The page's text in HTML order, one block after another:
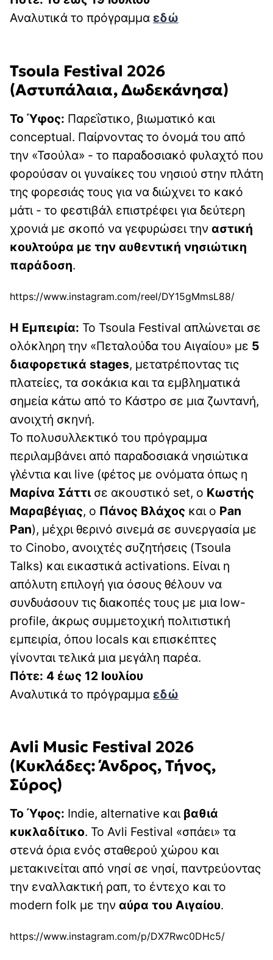
Αναλυτικά το πρόγραμμα εδώ
Tsoula Festival 2026
(Αστυπάλαια, Δωδεκάνησα)
Το Ύφος: Παρεΐστικο, βιωματικό και
conceptual. Παίρνοντας το όνομά του από
την «Τσούλα» - το παραδοσιακό φυλαχτό που
φορούσαν οι γυναίκες του νησιού στην πλάτη
της φορεσιάς τους για να διώχνει το κακό
μάτι - το φεστιβάλ επιστρέφει για δεύτερη
χρονιά με σκοπό να γεφυρώσει την αστική
κουλτούρα με την αυθεντική νησιώτικη
παράδοση.
https://www.instagram.com/reel/DY15gMmsL88/
Η Εμπειρία: Το Tsoula Festival απλώνεται σε
ολόκληρη την «Πεταλούδα του Αιγαίου» με 5
διαφορετικά stages, μετατρέποντας τις
πλατείες, τα σοκάκια και τα εμβληματικά
σημεία κάτω από το Κάστρο σε μια ζωντανή,
ανοιχτή σκηνή.
Το πολυσυλλεκτικό του πρόγραμμα
περιλαμβάνει από παραδοσιακά νησιώτικα
γλέντια και live (φέτος με ονόματα όπως η
Μαρίνα Σάττισε ακουστικό set, ο Κωστής
Μαραβέγιας, ο Πάνος Βλάχος και ο Pan
Pan), μέχρι θερινό σινεμά σε συνεργασία με
το Cinobo, ανοιχτές συζητήσεις (Tsoula
Talks) και εικαστικά activations. Είναι η
απόλυτη επιλογή για όσους θέλουν να
συνδυάσουν τις διακοπές τους με μια low-
profile, άκρως συμμετοχική πολιτιστική
εμπειρία, όπου locals και επισκέπτες
γίνονται τελικά μια μεγάλη παρέα.
Πότε: 4 έως 12 Ιουλίου
Αναλυτικά το πρόγραμμα εδώ
Avli Music Festival 2026
(Κυκλάδες: Άνδρος, Τήνος,
Σύρος)
Το Ύφος: Indie, alternative και βαθιά
κυκλαδίτικο. Το Avli Festival «σπάει» τα
στενά όρια ενός σταθερού χώρου και
μετακινείται από νησί σε νησί, παντρεύοντας
την εναλλακτική ραπ, το έντεχο και το
modern folk με την αύρα του Αιγαίου.
https://www.instagram.com/p/DX7Rwc0DHc5/